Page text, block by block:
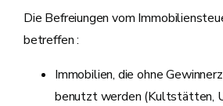
Die Befreiungen vom
betreffen :
Immobilien, die ohne
benutzt werden (Kultstätten,